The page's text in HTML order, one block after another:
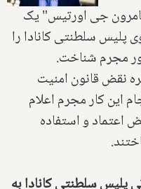
جی اورتیس" یک
پلیس سلطنتی کانادا را
مجرم شناخت.
نقض قانون امنیت
این کار مجرم اعلام
اعتماد و استفاده